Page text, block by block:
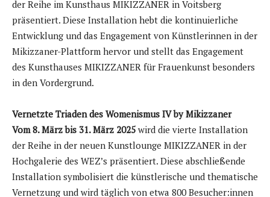
der Reihe im Kunsthaus MIKIZZANER in Voitsberg
präsentiert. Diese Installation hebt die kontinuierliche
Entwicklung und das Engagement von Künstlerinnen in der
Mikizzaner-Plattform hervor und stellt das Engagement
des Kunsthauses MIKIZZANER für Frauenkunst besonders
in den Vordergrund.
Vernetzte Triaden des Womenismus IV by Mikizzaner
Vom 8. März bis 31. März 2025 wird die vierte Installation
der Reihe in der neuen Kunstlounge MIKIZZANER in der
Hochgalerie des WEZ’s präsentiert. Diese abschließende
Installation symbolisiert die künstlerische und thematische
Vernetzung und wird täglich von etwa 800 Besucher:innen